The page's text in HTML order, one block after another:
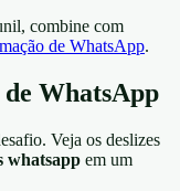
combine com
de WhatsApp.
WhatsApp
Veja os deslizes
whatsapp em um